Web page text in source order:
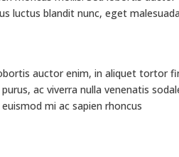
luctus blandit nunc, eget
auctor enim, in aliquet tortor
ac viverra nulla venenatis
mi ac sapien rhoncus